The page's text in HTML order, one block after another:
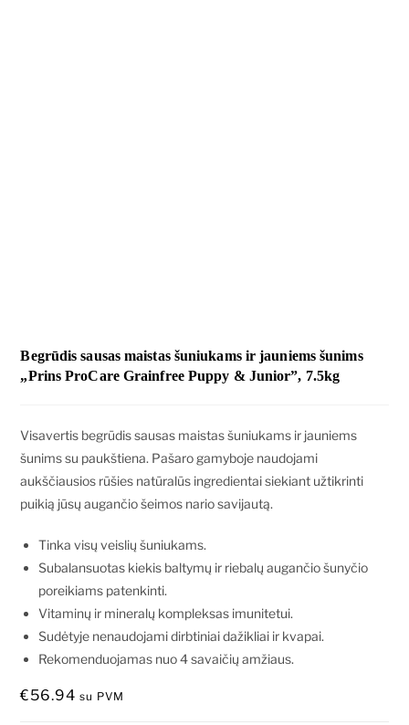
Begrūdis sausas maistas šuniukams ir jauniems šunims
„Prins ProCare Grainfree Puppy & Junior”, 7.5kg
Visavertis begrūdis sausas maistas šuniukams ir jauniems
šunims su paukštiena. Pašaro gamyboje naudojami
aukščiausios rūšies natūralūs ingredientai siekiant užtikrinti
puikią jūsų augančio šeimos nario savijautą.
Tinka visų veislių šuniukams.
Subalansuotas kiekis baltymų ir riebalų augančio šunyčio
poreikiams patenkinti.
Vitaminų ir mineralų kompleksas imunitetui.
Sudėtyje nenaudojami dirbtiniai dažikliai ir kvapai.
Rekomenduojamas nuo 4 savaičių amžiaus.
€56.94 su PVM